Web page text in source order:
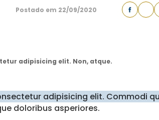
Postado em 22/09/2020
adipisicing elit. Non, atque.
adipisicing elit. Commodi
doloribus asperiores.